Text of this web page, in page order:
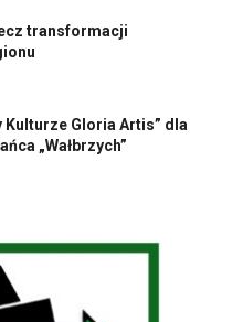
transformacji
Kulturze Gloria Artis” dla
„Wałbrzych”